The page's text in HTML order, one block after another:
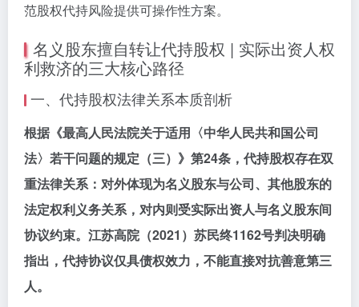
范股权代持风险提供可操作性方案。
名义股东擅自转让代持股权 | 实际出资人权
利救济的三大核心路径
一、代持股权法律关系本质剖析
根据《最高人民法院关于适用〈中华人民共和国公司
法〉若干问题的规定（三）》第24条，代持股权存在双
重法律关系：对外体现为名义股东与公司、其他股东的
法定权利义务关系，对内则受实际出资人与名义股东间
协议约束。江苏高院（2021）苏民终1162号判决明确
指出，代持协议仅具债权效力，不能直接对抗善意第三
人。